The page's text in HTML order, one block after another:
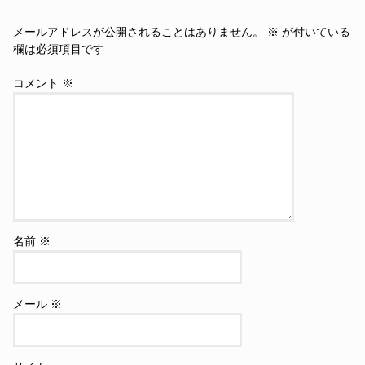
メールアドレスが公開されることはありません。 ※ が付いている
欄は必須項目です
コメント ※
名前 ※
メール ※